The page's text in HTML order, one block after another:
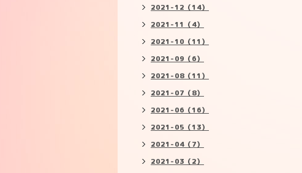
2021-12（14）
2021-11（4）
2021-10（11）
2021-09（6）
2021-08（11）
2021-07（8）
2021-06（16）
2021-05（13）
2021-04（7）
2021-03（2）